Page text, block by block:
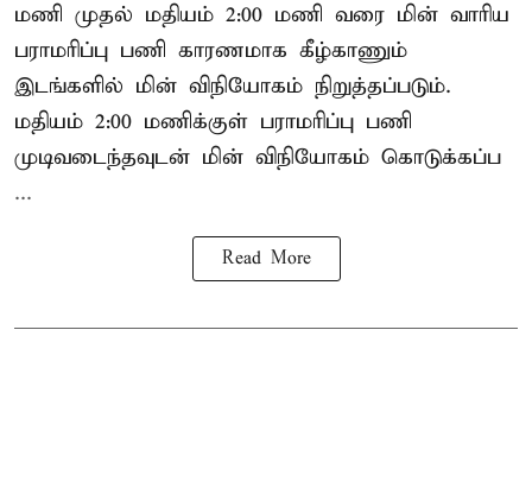
மணி முதல் மதியம் 2:00 மணி வரை மின் வாரிய
பராமரிப்பு பணி காரணமாக கீழ்காணும்
இடங்களில் மின் விநியோகம் நிறுத்தப்படும்.
மதியம் 2:00 மணிக்குள் பராமரிப்பு பணி
முடிவடைந்தவுடன் மின் விநியோகம் கொடுக்கப்ப
...
Read More